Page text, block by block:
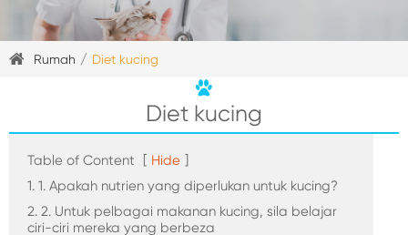
Rumah Diet kucing
Diet kucing
Table of Content [ Hide ]
1. 1. Apakah nutrien yang diperlukan untuk kucing?
2. 2. Untuk pelbagai makanan kucing, sila belajar
ciri-ciri mereka yang berbeza